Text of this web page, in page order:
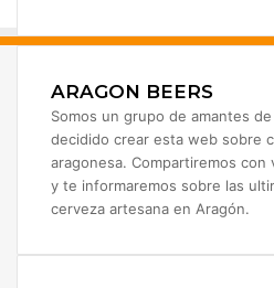
ARAGON BEERS
Somos un grupo de amantes
decidido crear esta web sobre
aragonesa. Compartiremos con
y te informaremos sobre las
cerveza artesana en Aragón.